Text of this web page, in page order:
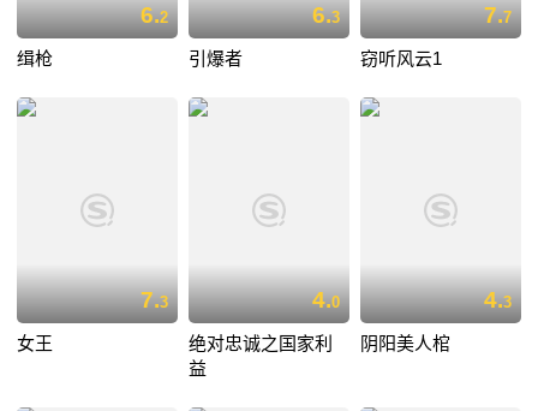
6.2
缉枪
6.3
引爆者
7.7
窃听风云1
7.3
女王
4.0
绝对忠诚之国家利
益
4.3
阴阳美人棺